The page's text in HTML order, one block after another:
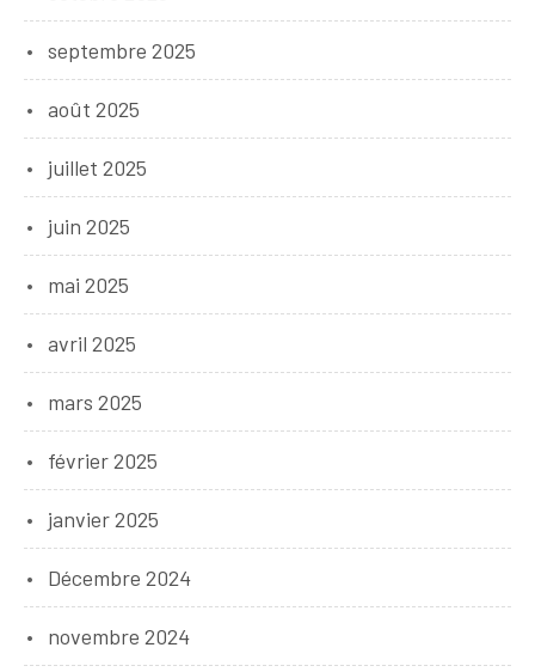
septembre 2025
août 2025
juillet 2025
juin 2025
mai 2025
avril 2025
mars 2025
février 2025
janvier 2025
Décembre 2024
novembre 2024